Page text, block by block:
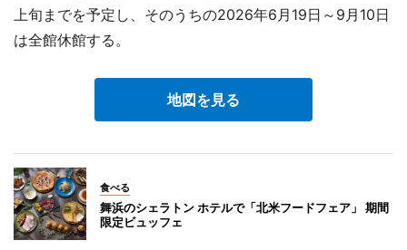
上旬までを予定し、そのうちの2026年6月19日～9月10日
は全館休館する。
地図を見る
食べる
舞浜のシェラトン ホテルで「北米フードフェア」 期間
限定ビュッフェ